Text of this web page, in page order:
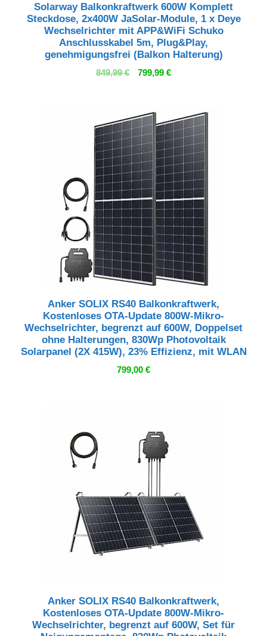
Solarway Balkonkraftwerk 600W Komplett
Steckdose, 2x400W JaSolar-Module, 1 x Deye
Wechselrichter mit APP&WiFi Schuko
Anschlusskabel 5m, Plug&Play,
genehmigungsfrei (Balkon Halterung)
849,99€
Ursprünglicher
799,99 €Aktueller
Anker SOLIX RS40 Balkonkraftwerk,
Kostenloses OTA-Update 800W-Mikro-
Wechselrichter, begrenzt auf 600W, Doppelset
ohne Halterungen, 830Wp Photovoltaik
Solarpanel (2X 415W), 23% Effizienz, mit WLAN
799,00 €
Anker SOLIX RS40 Balkonkraftwerk,
Kostenloses OTA-Update 800W-Mikro-
Wechselrichter, begrenzt auf 600W, Set für